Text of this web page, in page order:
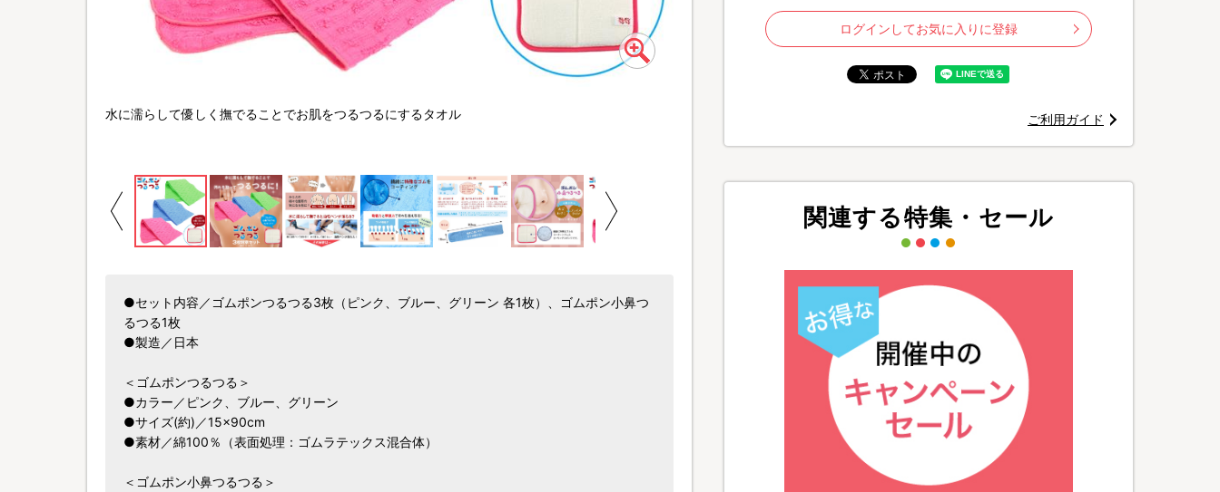
水に濡らして優しく撫でることでお肌をつるつるにするタオル
●セット内容／ゴムポンつるつる3枚（ピンク、ブルー、グリーン 各1枚）、ゴムポン小鼻つ
るつる1枚
●製造／日本
＜ゴムポンつるつる＞
●カラー／ピンク、ブルー、グリーン
●サイズ(約)／15×90cm
●素材／綿100％（表面処理：ゴムラテックス混合体）
＜ゴムポン小鼻つるつる＞
ログインしてお気に入りに登録
ご利用ガイド
関連する特集・セール